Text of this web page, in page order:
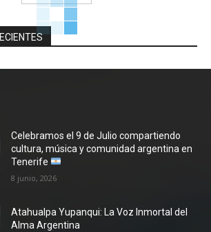
Celebramos el 9 de Julio compartiendo
cultura, música y comunidad argentina en
Tenerife
8 junio, 2026
Atahualpa Yupanqui: La Voz Inmortal del
Alma Argentina